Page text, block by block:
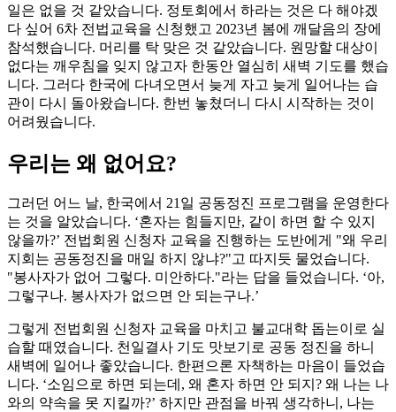
일은 없을 것 같았습니다. 정토회에서 하라는 것은 다 해야겠
다 싶어 6차 전법교육을 신청했고 2023년 봄에 깨달음의 장에
참석했습니다. 머리를 탁 맞은 것 같았습니다. 원망할 대상이
없다는 깨우침을 잊지 않고자 한동안 열심히 새벽 기도를 했습
니다. 그러다 한국에 다녀오면서 늦게 자고 늦게 일어나는 습
관이 다시 돌아왔습니다. 한번 놓쳤더니 다시 시작하는 것이
어려웠습니다.
우리는 왜 없어요?
그러던 어느 날, 한국에서 21일 공동정진 프로그램을 운영한다
는 것을 알았습니다. ‘혼자는 힘들지만, 같이 하면 할 수 있지
않을까?’ 전법회원 신청자 교육을 진행하는 도반에게 "왜 우리
지회는 공동정진을 매일 하지 않냐?"고 따지듯 물었습니다.
"봉사자가 없어 그렇다. 미안하다."라는 답을 들었습니다. ‘아,
그렇구나. 봉사자가 없으면 안 되는구나.’
그렇게 전법회원 신청자 교육을 마치고 불교대학 돕는이로 실
습할 때였습니다. 천일결사 기도 맛보기로 공동 정진을 하니
새벽에 일어나 좋았습니다. 한편으론 자책하는 마음이 들었습
니다. ‘소임으로 하면 되는데, 왜 혼자 하면 안 되지? 왜 나는 나
와의 약속을 못 지킬까?’ 하지만 관점을 바꿔 생각하니, 나는